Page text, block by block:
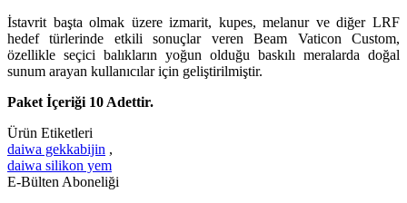
İstavrit başta olmak üzere izmarit, kupes, melanur ve diğer LRF
hedef türlerinde etkili sonuçlar veren Beam Vaticon Custom,
özellikle seçici balıkların yoğun olduğu baskılı meralarda doğal
sunum arayan kullanıcılar için geliştirilmiştir.
Paket İçeriği 10 Adettir.
Ürün Etiketleri
daiwa gekkabijin ,
daiwa silikon yem
E-Bülten Aboneliği